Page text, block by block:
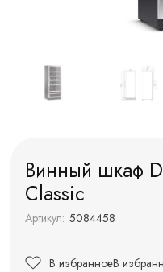
Винный шкаф
Classic
Артикул: 5084458
В избранноеВ